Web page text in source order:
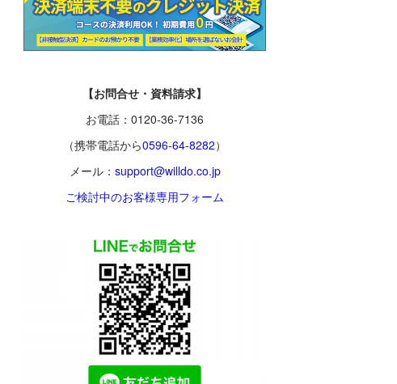
【お問合せ・資料請求】
お電話：0120-36-7136
（携帯電話から0596-64-8282）
メール： support@willdo.co.jp
ご検討中のお客様専用フォーム